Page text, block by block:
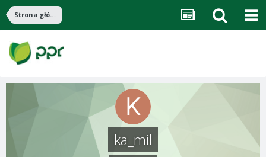
Strona główna
ka_mil